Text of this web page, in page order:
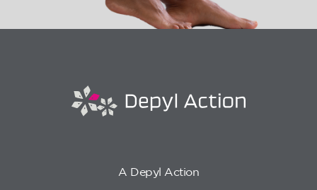
A Depyl Action